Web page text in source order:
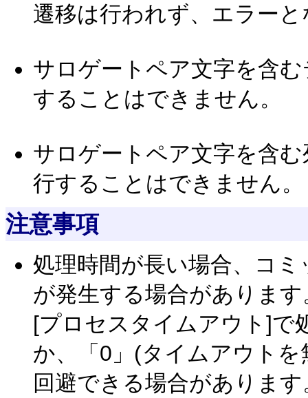
遷移は行われず、エラー
サロゲートペア文字を含
することはできません。
サロゲートペア文字を含
行することはできません。
注意事項
処理時間が長い場合、コ
が発生する場合がありま
[プロセスタイムアウト]で
か、「0」(タイムアウト
回避できる場合があります